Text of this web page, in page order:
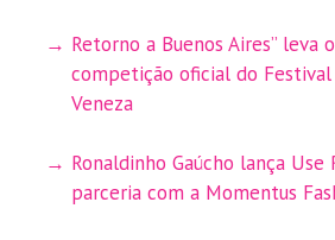
Retorno a Buenos Aires” leva
competição oficial do Festival
Veneza
Ronaldinho Gaúcho lança Use
parceria com a Momentus